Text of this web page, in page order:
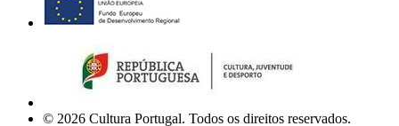
© 2026 Cultura Portugal. Todos os direitos reservados.